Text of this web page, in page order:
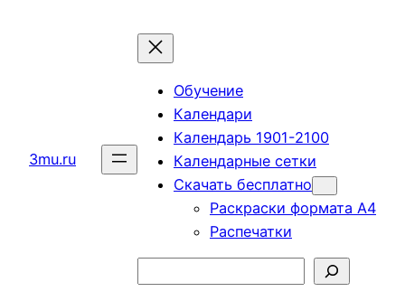
3mu.ru
Обучение
Календари
Календарь 1901-2100
Календарные сетки
Скачать бесплатно
Раскраски формата А4
Распечатки